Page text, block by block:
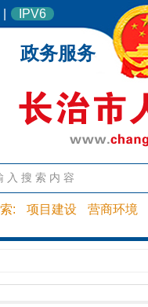
IPV6
: 项目建设 营商环境
政务服务